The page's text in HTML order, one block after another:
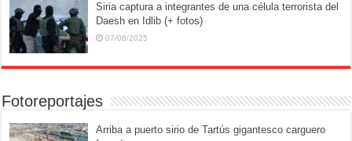
Siria captura a integrantes de una célula terrorista del
Daesh en Idlib (+ fotos)
07/08/2025
Fotoreportajes
Arriba a puerto sirio de Tartús gigantesco carguero